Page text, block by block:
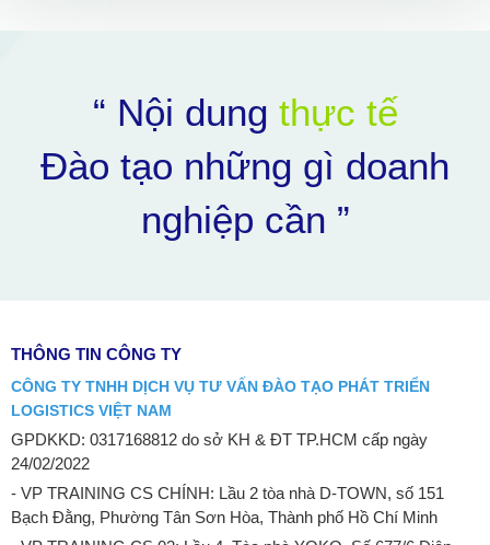
“ Nội dung thực tế
Đào tạo những gì doanh
nghiệp cần ”
THÔNG TIN CÔNG TY
CÔNG TY TNHH DỊCH VỤ TƯ VẤN ĐÀO TẠO PHÁT TRIỂN
LOGISTICS VIỆT NAM
GPDKKD: 0317168812 do sở KH & ĐT TP.HCM cấp ngày
24/02/2022
- VP TRAINING CS CHÍNH: Lầu 2 tòa nhà D-TOWN, số 151
Bạch Đằng, Phường Tân Sơn Hòa, Thành phố Hồ Chí Minh